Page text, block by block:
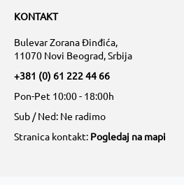
KONTAKT
Bulevar Zorana Đinđića,
11070 Novi Beograd, Srbija
+381 (0) 61 222 44 66
Pon-Pet 10:00 - 18:00h
Sub / Ned: Ne radimo
Stranica kontakt: Pogledaj na mapi